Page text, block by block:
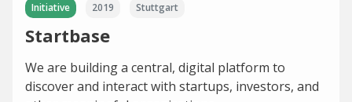
Initiative 2019 Stuttgart
Startbase
We are building a central, digital platform to
discover and interact with startups, investors, and